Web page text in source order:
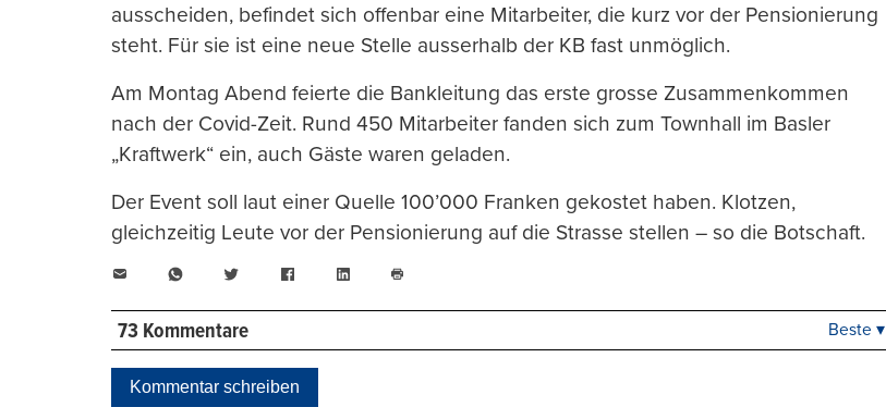
ausscheiden, befindet sich offenbar eine Mitarbeiter, die kurz vor der Pensionierung
steht. Für sie ist eine neue Stelle ausserhalb der KB fast unmöglich.
Am Montag Abend feierte die Bankleitung das erste grosse Zusammenkommen
nach der Covid-Zeit. Rund 450 Mitarbeiter fanden sich zum Townhall im Basler
„Kraftwerk“ ein, auch Gäste waren geladen.
Der Event soll laut einer Quelle 100’000 Franken gekostet haben. Klotzen,
gleichzeitig Leute vor der Pensionierung auf die Strasse stellen – so die Botschaft.
WhatsAppTwitter FacebookLinkedIn
drucken
73 Kommentare Beste ▾
Kommentar schreiben